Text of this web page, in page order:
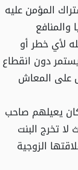
المؤمن عليه
لأي خطر أو
دون انقطاع
على المعاش
يعيلهم صاحب
تخرج البنت
الزوجية